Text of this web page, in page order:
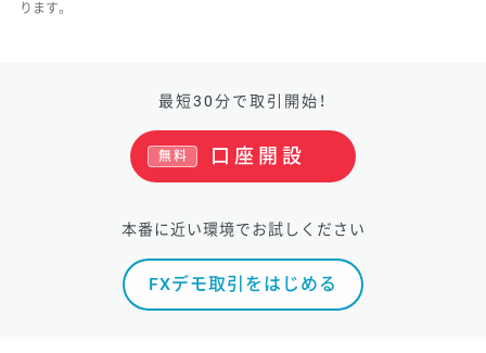
ります。
最短30分で取引開始！
口座開設
無料
本番に近い環境でお試しください
FXデモ取引をはじめる